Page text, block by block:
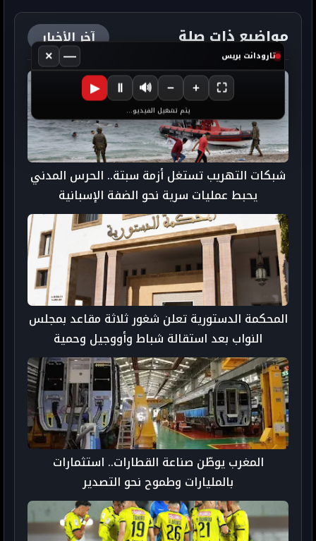
مواضيع ذات صلة آخر الأخبار
شبكات التهريب تستغل أزمة سبتة.. الحرس المدني
يحبط عمليات سرية نحو الضفة الإسبانية
المحكمة الدستورية تعلن شغور ثلاثة مقاعد بمجلس
النواب بعد استقالة شباط وأووجيل وحمية
المغرب يوطّن صناعة القطارات.. استثمارات
بالمليارات وطموح نحو التصدير
تارودانت بريس —
×
▶ Ⅱ 🔊 − + ⛶
يتم تشغيل الفيديو...